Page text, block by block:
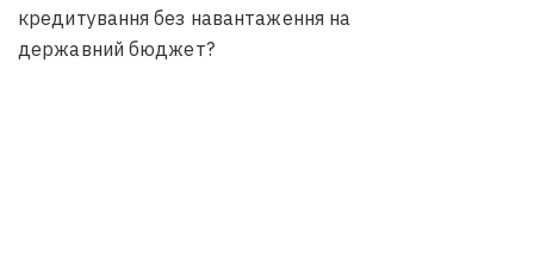
кредитування без навантаження на
державний бюджет?